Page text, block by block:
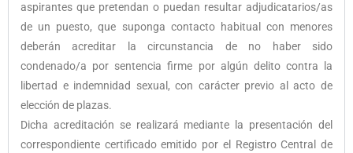
aspirantes que pretendan o puedan resultar adjudicatarios/as
de un puesto, que suponga contacto habitual con menores
deberán acreditar la circunstancia de no haber sido
condenado/a por sentencia firme por algún delito contra la
libertad e indemnidad sexual, con carácter previo al acto de
elección de plazas.
Dicha acreditación se realizará mediante la presentación del
correspondiente certificado emitido por el Registro Central de